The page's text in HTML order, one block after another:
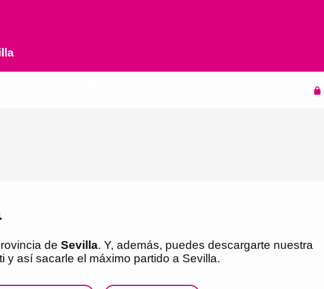
de Sevilla. Y, además, puedes descargarte nuestra
y así sacarle el máximo partido a Sevilla.